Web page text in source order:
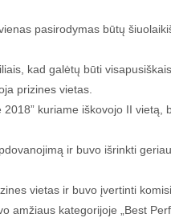
pasirodymas būtų
kad galėtų būti visapusiškais
prizines vietas.
kuriame iškovojo II vietą,
ir buvo išrinkti
vietas ir buvo įvertinti
kategorijoje „Best